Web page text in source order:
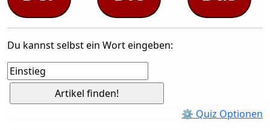
Du kannst selbst ein Wort eingeben:
⚙ Quiz Optionen